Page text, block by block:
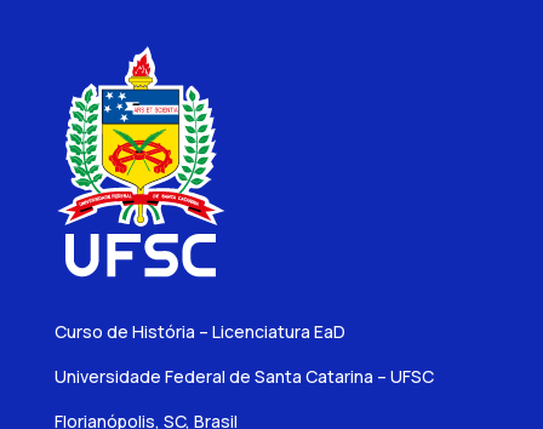
Curso de História – Licenciatura EaD
Universidade Federal de Santa Catarina – UFSC
Florianópolis, SC, Brasil